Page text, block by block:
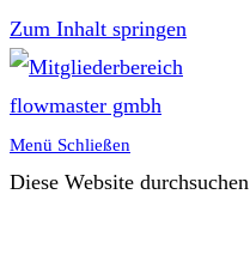
Zum Inhalt springen
Menü Schließen
Diese Website durchsuchen